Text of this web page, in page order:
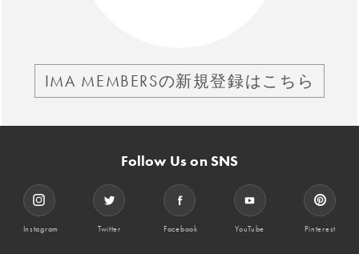
IMA MEMBERSの新規登録はこちら
Follow Us on SNS
Instagram Twitter Facebook YouTube Pinterest